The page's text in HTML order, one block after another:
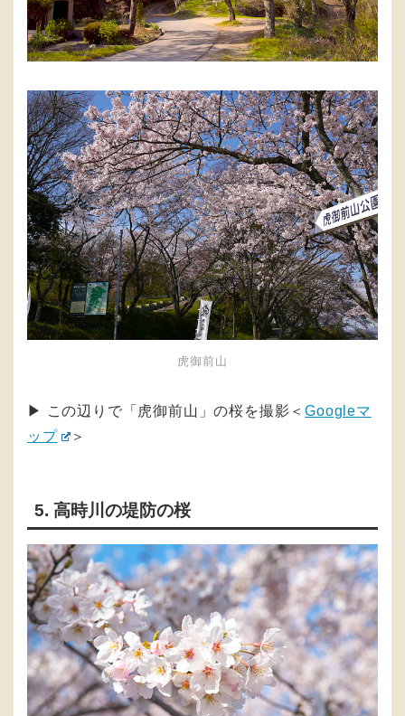
虎御前山
▶︎ この辺りで「虎御前山」の桜を撮影＜Googleマ
ップ
＞
5. 高時川の堤防の桜